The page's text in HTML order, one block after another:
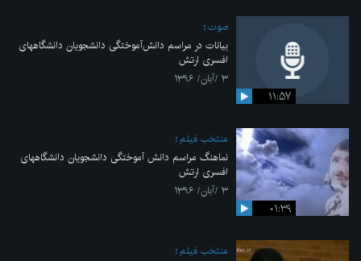
۱۱:۵۷
صوت
بیانات در مراسم دانش‌آموختگی دانشجویان دانشگاههای
افسری ارتش
۳ /آبان/ ۱۳۹۶
۰۱:۳۹
منتخب فیلم
نماهنگ مراسم دانش آموختگی دانشجویان دانشگاههای
افسری ارتش
۳ /آبان/ ۱۳۹۶
منتخب فیلم